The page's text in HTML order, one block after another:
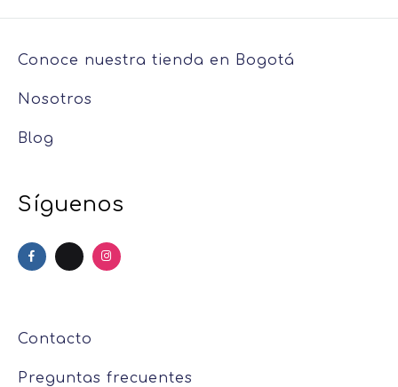
Conoce nuestra tienda en Bogotá
Nosotros
Blog
Síguenos
Contacto
Preguntas frecuentes